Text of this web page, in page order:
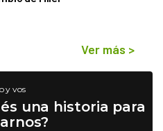
Ver más >
y vos
una historia para